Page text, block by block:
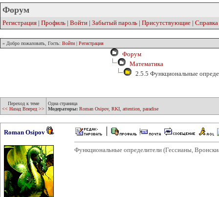
Форум
Регистрация | Профиль | Войти | Забытый пароль | Присутствующие | Справка
» Добро пожаловать, Гость: Войти | Регистрация
Форум
Математика
2.5.5 Функциональные
Переход к теме
<< Назад Вперед >>
Одна страница
Модераторы: Roman Osipov, RKI attention paradise
Roman Osipov
Функциональные определители (Гессианы,